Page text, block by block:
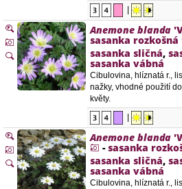
Anemone blanda
sasanka rozkošná
sasanka sličná,
sasanka vábná
Cibulovina, hlíznatá r.,
nažky, vhodné použití
květy.
Anemone blanda
-sasanka
sasanka sličná,
sasanka vábná
Cibulovina, hlíznatá r.,